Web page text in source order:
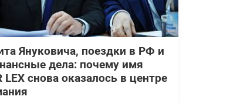
Януковича, поездки в РФ и
дела: почему имя
LEX снова оказалось в центре